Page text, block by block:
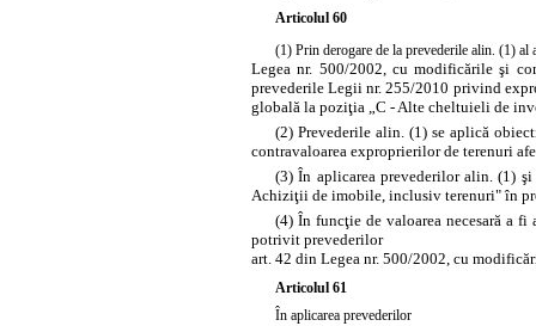
Articolul 60
(1) Prin derogare de la prevederile alin. (1) al
Legea nr. 500/2002, cu modificările şi
prevederileLegii nr. 255/2010 privind
globală la poziţia „C - Alte cheltuieli de
(2) Prevederile alin. (1) se aplică
contravaloarea exproprierilor de terenuri
(3) În aplicarea prevederilor alin. (1)
Achiziţii de imobile, inclusiv terenuri" în
(4) În funcţie de valoarea necesară a
potrivit prevederilor
art. 42 din Legea nr. 500/2002, cu
Articolul 61
În aplicarea prevederilor